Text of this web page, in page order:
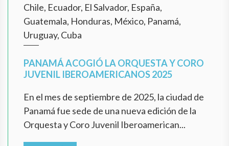
Chile, Ecuador, El Salvador, España,
Guatemala, Honduras, México, Panamá,
Uruguay, Cuba
PANAMÁ ACOGIÓ LA ORQUESTA Y CORO
JUVENIL IBEROAMERICANOS 2025
En el mes de septiembre de 2025, la ciudad de
Panamá fue sede de una nueva edición de la
Orquesta y Coro Juvenil Iberoamerican...